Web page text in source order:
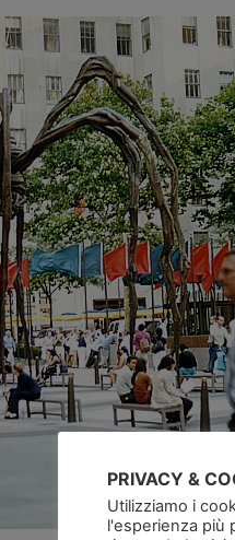
PRIVACY &
Utilizziamo i
l'esperienza più